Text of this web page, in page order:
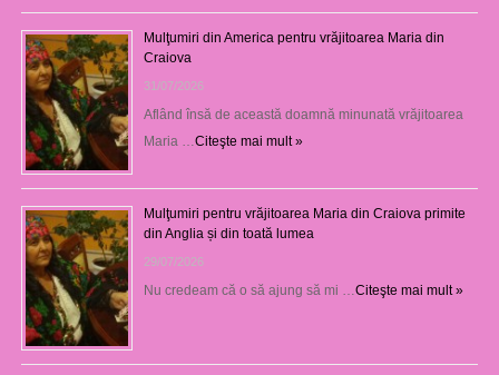
Mulţumiri din America pentru vrăjitoarea Maria din
Craiova
31/07/2026
Aflând însă de această doamnă minunată vrăjitoarea
Maria …Citeşte mai mult »
Mulţumiri pentru vrăjitoarea Maria din Craiova primite
din Anglia și din toată lumea
29/07/2026
Nu credeam că o să ajung să mi …Citeşte mai mult »